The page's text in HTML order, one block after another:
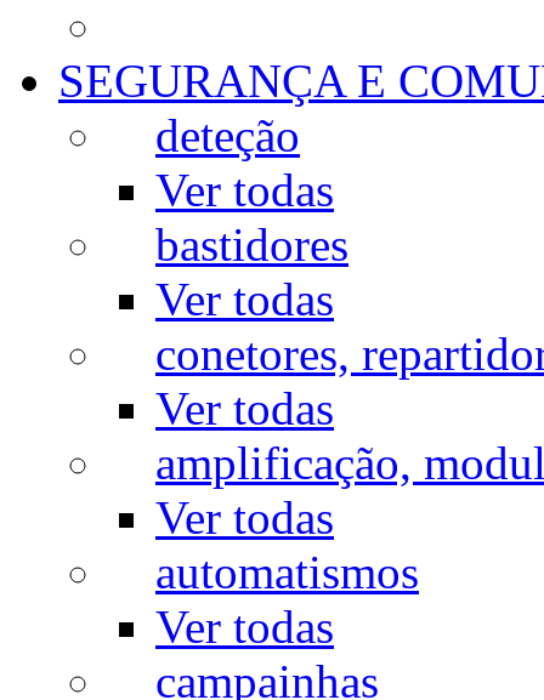
SEGURANÇA E
deteção
Ver todas
bastidores
Ver todas
conetores,
Ver todas
amplificação,
Ver todas
automatismos
Ver todas
campainhas